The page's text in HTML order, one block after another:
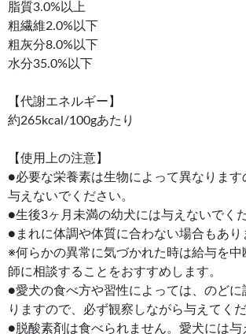
脂質3.0%以上
粗繊維2.0%以下
粗灰分8.0%以下
水分35.0%以下
【代謝エネルギー】
約265kcal/100gあたり
【使用上の注意】
●必要な栄養素は生物によって異なります
与えないでください。
●生後3ヶ月未満の幼犬には与えないでく
●まれに体調や体質に合わない場合もあり
※何らかの異常に気づかれた時は給与を中
師に相談することをおすすめします。
●愛犬の食べ方や習性によっては、のどに
りますので、必ず観察しながら与えてくだ
●脱酸素剤は食べられません。愛犬には与